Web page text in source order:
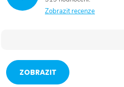
Zobrazit recenze
ZOBRAZIT